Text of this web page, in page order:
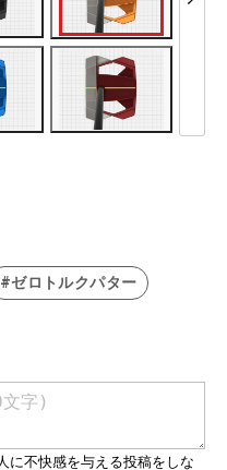
#ゼロトルクパター